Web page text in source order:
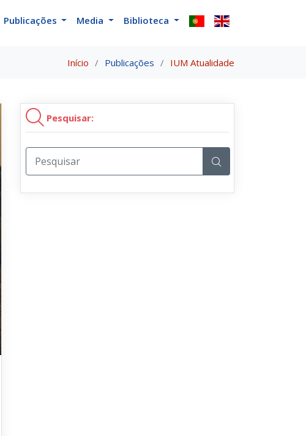
Publicações Media Biblioteca
Início Publicações IUM Atualidade
Pesquisar: